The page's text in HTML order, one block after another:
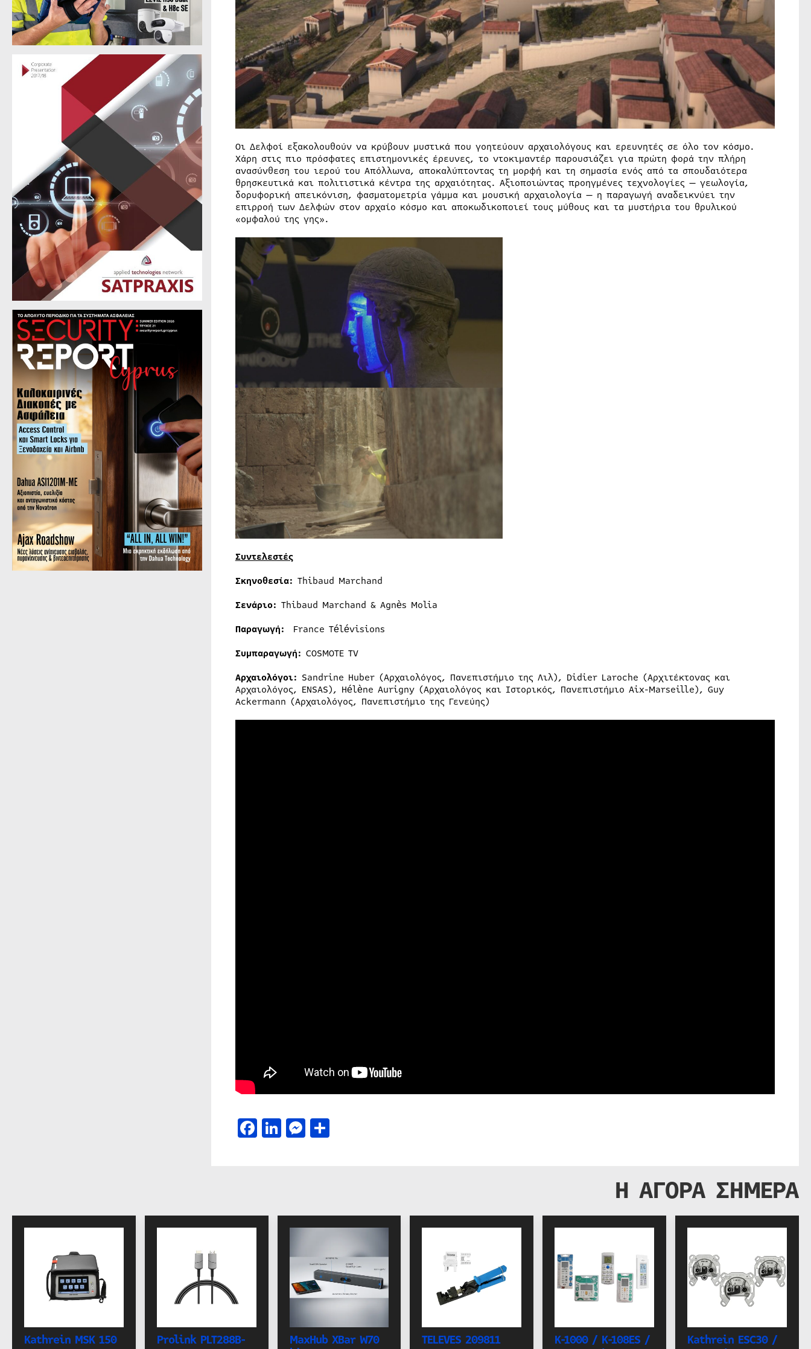
Οι Δελφοί εξακολουθούν να κρύβουν μυστικά που γοητεύουν αρχαιολόγους και ερευνητές σε όλο τον κόσμο.
Χάρη στις πιο πρόσφατες επιστημονικές έρευνες, το ντοκιμαντέρ παρουσιάζει για πρώτη φορά την πλήρη
ανασύνθεση του ιερού του Απόλλωνα, αποκαλύπτοντας τη μορφή και τη σημασία ενός από τα σπουδαιότερα
θρησκευτικά και πολιτιστικά κέντρα της αρχαιότητας. Αξιοποιώντας προηγμένες τεχνολογίες — γεωλογία,
δορυφορική απεικόνιση, φασματομετρία γάμμα και μουσική αρχαιολογία — η παραγωγή αναδεικνύει την
επιρροή των Δελφών στον αρχαίο κόσμο και αποκωδικοποιεί τους μύθους και τα μυστήρια του θρυλικού
«ομφαλού της γης».
Συντελεστές
Σκηνοθεσία: Thibaud Marchand
Σενάριο: Thibaud Marchand & Agnès Molia
Παραγωγή: France Télévisions
Συμπαραγωγή: COSMOTE TV
Αρχαιολόγοι: Sandrine Huber (Αρχαιολόγος, Πανεπιστήμιο της Λιλ), Didier Laroche (Αρχιτέκτονας και
Αρχαιολόγος, ENSAS), Hélène Aurigny (Αρχαιολόγος και Ιστορικός, Πανεπιστήμιο Aix-Marseille), Guy
Ackermann (Αρχαιολόγος, Πανεπιστήμιο της Γενεύης)
Facebook
LinkedIn
Messenger
Μοιραστείτε
Η ΑΓΟΡΑ ΣΗΜΕΡΑ
Kathrein MSK 150 Prolink PLT288B- MaxHub XBar W70 TELEVES 209811 K-1000 / K-108ES / Kathrein ESC30 /